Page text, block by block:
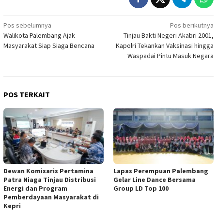
Navigasi
pos
Pos sebelumnya
Walikota Palembang Ajak
Masyarakat Siap Siaga Bencana
Pos berikutnya
Tinjau Bakti Negeri Akabri 2001,
Kapolri Tekankan Vaksinasi hingga
Waspadai Pintu Masuk Negara
POS TERKAIT
Dewan Komisaris Pertamina
Patra Niaga Tinjau Distribusi
Energi dan Program
Pemberdayaan Masyarakat di
Kepri
Lapas Perempuan Palembang
Gelar Line Dance Bersama
Group LD Top 100